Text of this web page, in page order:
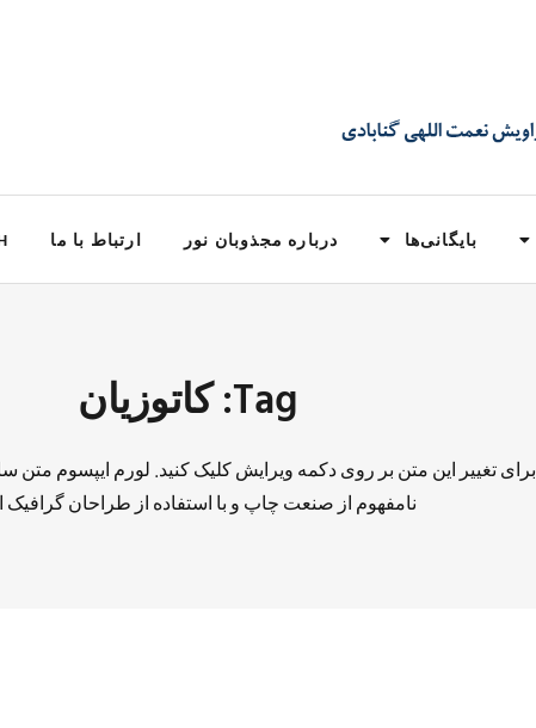
بایگانی‌ها درباره مجذوبان نور ارتباط با ما
Tag: کاتوزیان
برای تغییر این متن بر روی دکمه ویرایش کلیک کنید. لورم ایپسوم متن
نامفهوم از صنعت چاپ و با استفاده از طراحان